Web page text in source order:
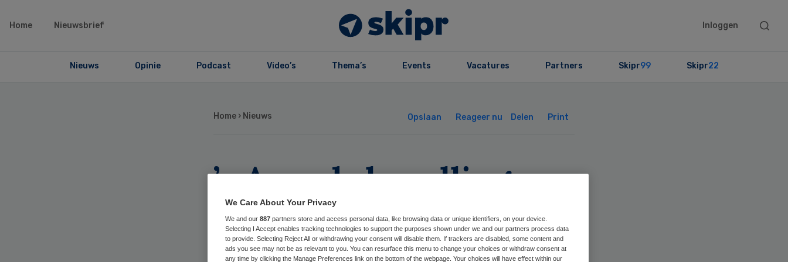
Home Nieuwsbrief Inloggen
Search
Nieuws Opinie Podcast Video’s Thema’s Events Vacatures Partners Skipr99 Skipr22
Home › Nieuws Opslaan Reageer nu Delen Print
’s Avonds bevalling
inleiden is beter
We Care About Your Privacy
We and our 887 partners store and access personal data, like browsing data or unique identifiers, on your device.
Selecting I Accept enables tracking technologies to support the purposes shown under we and our partners process data
to provide. Selecting Reject All or withdrawing your consent will disable them. If trackers are disabled, some content and
ads you see may not be as relevant to you. You can resurface this menu to change your choices or withdraw consent at
any time by clicking the Manage Preferences link on the bottom of the webpage. Your choices will have effect within our